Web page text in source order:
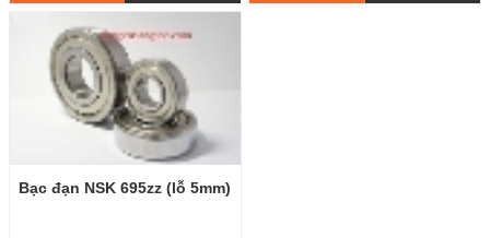
Bạc đạn NSK 695zz (lỗ 5mm)